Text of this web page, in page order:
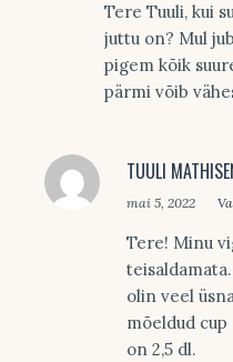
Tere Tuuli, kui
juttu on? Mul
pigem kõik
pärmi võib
TUULI
mai 5, 2022
Tere! Minu
olin veel
mõeldud
on 2,5 dl.